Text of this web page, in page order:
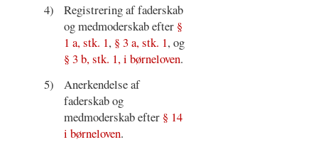
4)
Registrering af faderskab
og medmoderskab efter §
1 a, stk. 1, § 3 a, stk. 1, og
§ 3 b, stk. 1, i børneloven.
5)
Anerkendelse af
faderskab og
medmoderskab efter § 14
i børneloven.